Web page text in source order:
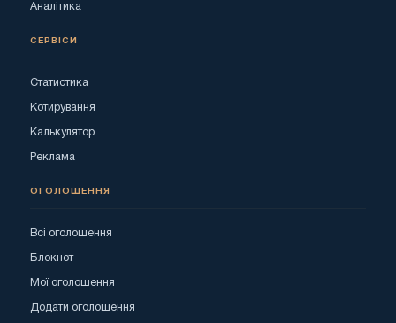
Аналітика
СЕРВІСИ
Статистика
Котирування
Калькулятор
Реклама
ОГОЛОШЕННЯ
Всі оголошення
Блокнот
Мої оголошення
Додати оголошення